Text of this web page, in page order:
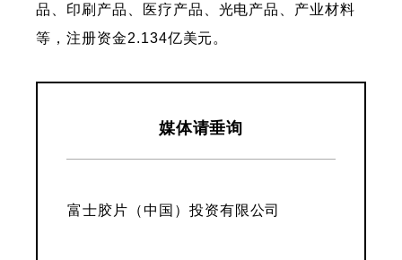
品、印刷产品、医疗产品、光电产品、产业材料
等，注册资金2.134亿美元。
媒体请垂询
富士胶片（中国）投资有限公司